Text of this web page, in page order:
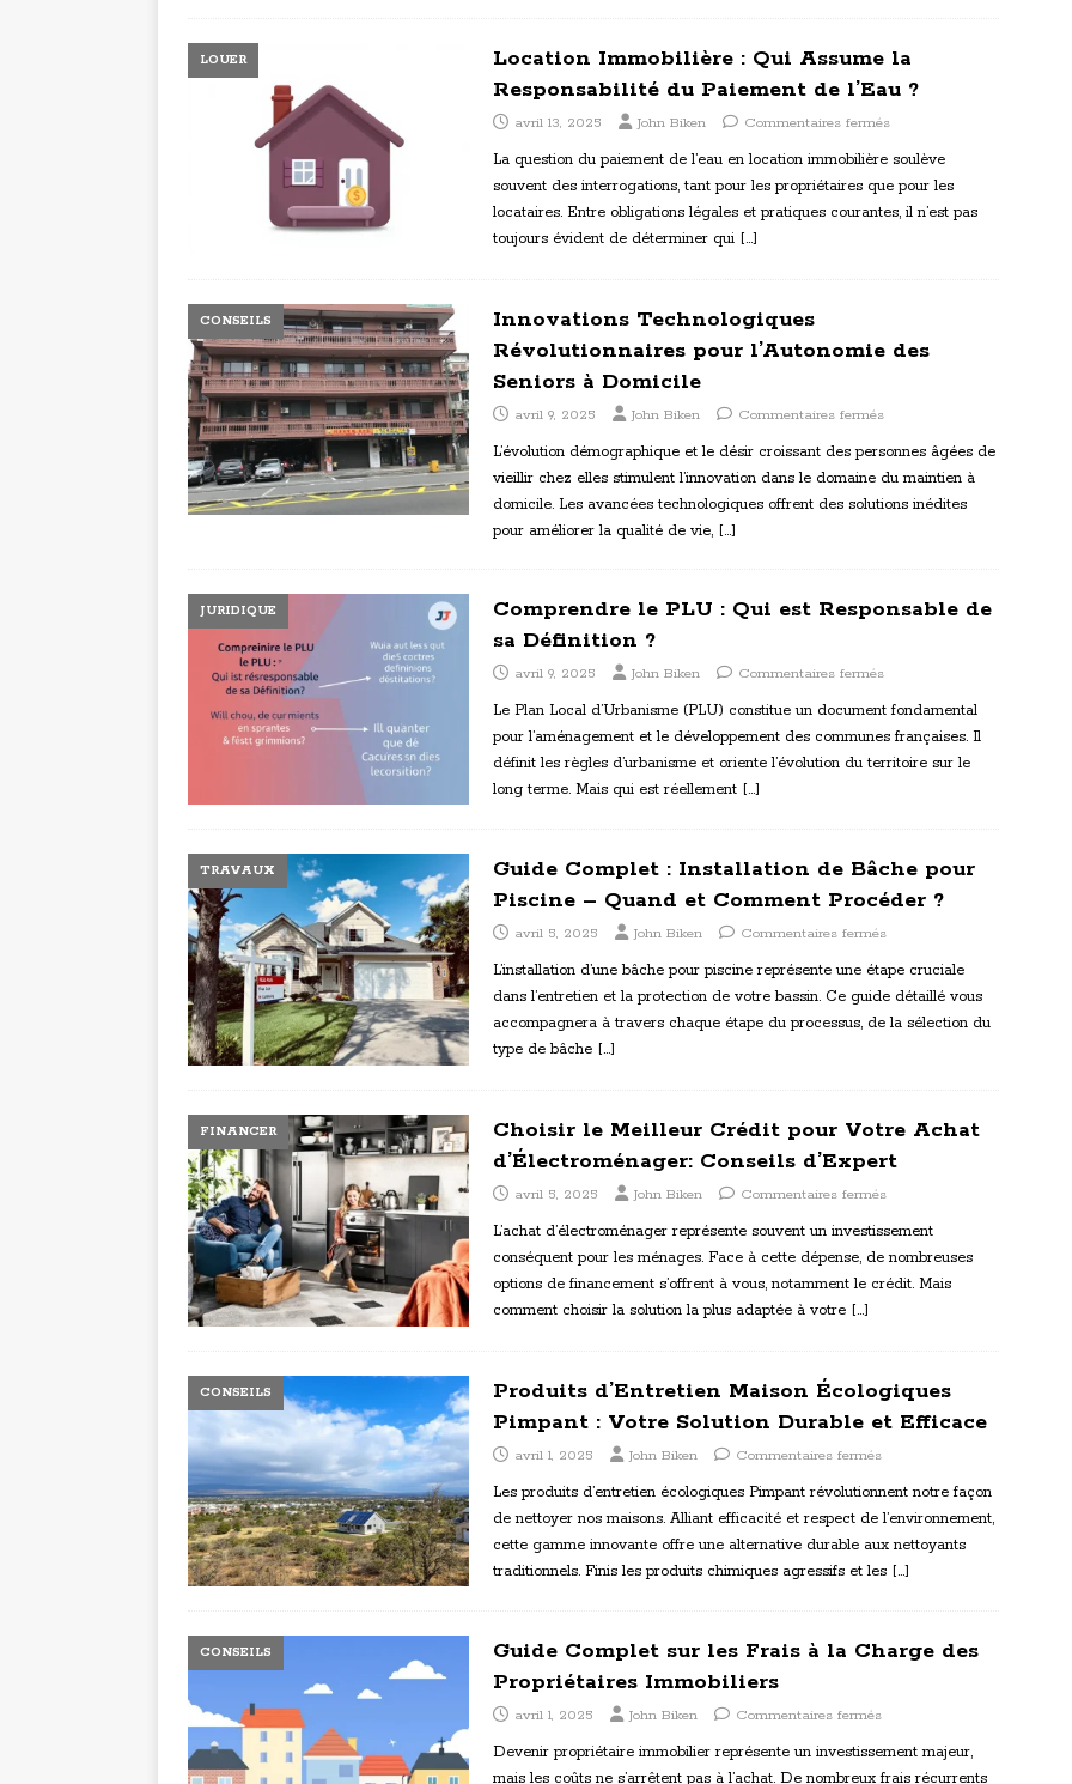
LOUER
Location Immobilière : Qui Assume la
Responsabilité du Paiement de l’Eau ?
avril 13, 2025 John Biken Commentaires fermés
La question du paiement de l’eau en location immobilière soulève
souvent des interrogations, tant pour les propriétaires que pour les
locataires. Entre obligations légales et pratiques courantes, il n’est pas
toujours évident de déterminer qui […]
CONSEILS
Innovations Technologiques
Révolutionnaires pour l’Autonomie des
Seniors à Domicile
avril 9, 2025 John Biken Commentaires fermés
L’évolution démographique et le désir croissant des personnes âgées de
vieillir chez elles stimulent l’innovation dans le domaine du maintien à
domicile. Les avancées technologiques offrent des solutions inédites
pour améliorer la qualité de vie, […]
JURIDIQUE
Comprendre le PLU : Qui est Responsable de
sa Définition ?
avril 9, 2025 John Biken Commentaires fermés
Le Plan Local d’Urbanisme (PLU) constitue un document fondamental
pour l’aménagement et le développement des communes françaises. Il
définit les règles d’urbanisme et oriente l’évolution du territoire sur le
long terme. Mais qui est réellement […]
TRAVAUX
Guide Complet : Installation de Bâche pour
Piscine – Quand et Comment Procéder ?
avril 5, 2025 John Biken Commentaires fermés
L’installation d’une bâche pour piscine représente une étape cruciale
dans l’entretien et la protection de votre bassin. Ce guide détaillé vous
accompagnera à travers chaque étape du processus, de la sélection du
type de bâche […]
FINANCER
Choisir le Meilleur Crédit pour Votre Achat
d’Électroménager: Conseils d’Expert
avril 5, 2025 John Biken Commentaires fermés
L’achat d’électroménager représente souvent un investissement
conséquent pour les ménages. Face à cette dépense, de nombreuses
options de financement s’offrent à vous, notamment le crédit. Mais
comment choisir la solution la plus adaptée à votre […]
CONSEILS
Produits d’Entretien Maison Écologiques
Pimpant : Votre Solution Durable et Efficace
avril 1, 2025 John Biken Commentaires fermés
Les produits d’entretien écologiques Pimpant révolutionnent notre façon
de nettoyer nos maisons. Alliant efficacité et respect de l’environnement,
cette gamme innovante offre une alternative durable aux nettoyants
traditionnels. Finis les produits chimiques agressifs et les […]
CONSEILS
Guide Complet sur les Frais à la Charge des
Propriétaires Immobiliers
avril 1, 2025 John Biken Commentaires fermés
Devenir propriétaire immobilier représente un investissement majeur,
mais les coûts ne s’arrêtent pas à l’achat. De nombreux frais récurrents